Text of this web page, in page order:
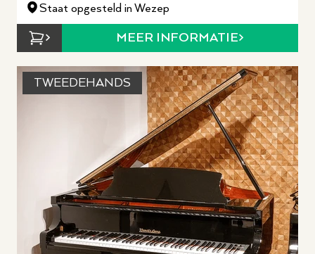
Staat opgesteld in Wezep
MEER INFORMATIE
TWEEDEHANDS